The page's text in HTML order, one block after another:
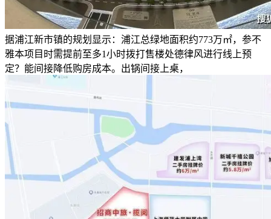
据浦江新市镇的规划显示：浦江总绿地面积约773万㎡，参不
雅本项目时需提前至多1小时拨打售楼处德律风进行线上预
定？能间接降低购房成本。出锅间接上桌，